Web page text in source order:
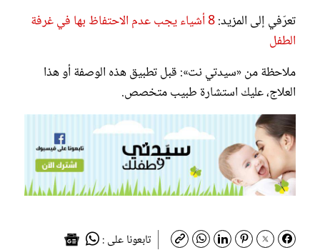
تعرّفي إلى المزيد:
8 أشياء يجب عدم الاحتفاظ بها في غرفة
الطفل
ملاحظة من «سيدتي نت»: قبل تطبيق هذه الوصفة أو هذا
العلاج، عليك استشارة طبيب متخصص.
تابعونا على :